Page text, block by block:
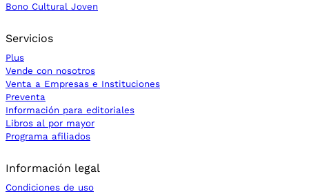
La instalación es directa, se montan en la posición
Bono Cultural Joven
Servicios
Plus
Vende con nosotros
Venta a Empresas e Instituciones
Preventa
Información para editoriales
Libros al por mayor
Programa afiliados
Información legal
Condiciones de uso